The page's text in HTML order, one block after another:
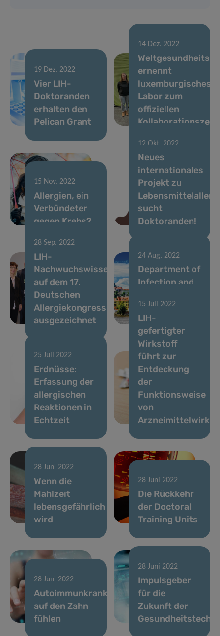
19 Dez. 2022
Vier LIH-
Doktoranden
erhalten den
Pelican Grant
14 Dez. 2022
ernennt
luxemburgisches
Labor zum
offiziellen
15 Nov. 2022
Allergien, ein
Verbündeter
gegen Krebs?
12 Okt. 2022
Neues
internationales
Projekt zu
sucht
Doktoranden!
28 Sep. 2022
LIH-
Nachwuchswissenschaftlerin
auf dem 17.
Deutschen
Allergiekongress
ausgezeichnet
24 Aug. 2022
Department of
Infection and
triumphs at
EAACI
25 Juli 2022
Erdnüsse:
Erfassung der
allergischen
Reaktionen in
Echtzeit
15 Juli 2022
LIH-
gefertigter
Wirkstoff
führt zur
Entdeckung
der
Funktionsweise
von
28 Juni 2022
Wenn die
Mahlzeit
lebensgefährlich
wird
28 Juni 2022
Die Rückkehr
der Doctoral
Training Units
28 Juni 2022
Autoimmunkrankheiten
auf den Zahn
fühlen
28 Juni 2022
Impulsgeber
für die
Zukunft der